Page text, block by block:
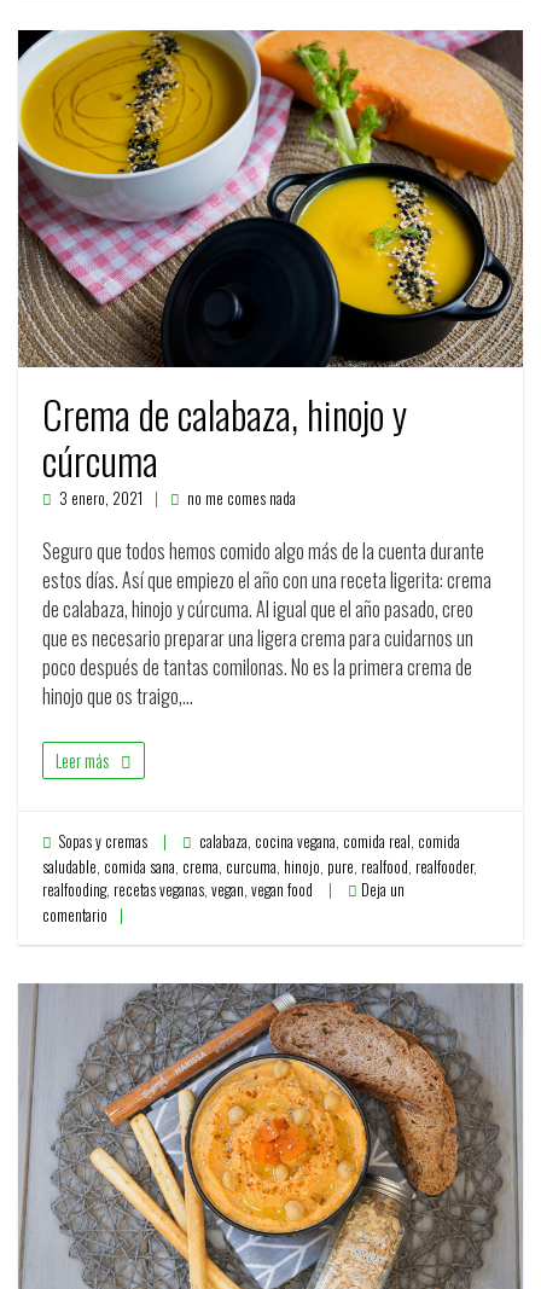
Crema de calabaza, hinojo y
cúrcuma
3 enero, 2021 no me comes nada
Seguro que todos hemos comido algo más de la cuenta durante
estos días. Así que empiezo el año con una receta ligerita: crema
de calabaza, hinojo y cúrcuma. Al igual que el año pasado, creo
que es necesario preparar una ligera crema para cuidarnos un
poco después de tantas comilonas. No es la primera crema de
hinojo que os traigo,…
Leer más
Sopas y cremas calabaza, cocina vegana, comida real, comida
saludable, comida sana, crema, curcuma, hinojo, pure, realfood, realfooder,
realfooding, recetas veganas, vegan, vegan food
Deja un
comentario